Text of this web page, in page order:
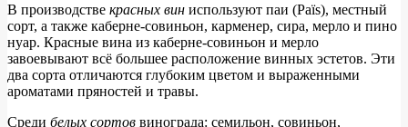
В производстве красных вин используют паи (Païs), местный
сорт, а также каберне-совиньон, карменер, сира, мерло и пино
нуар. Красные вина из каберне-совиньон и мерло
завоевывают всё большее расположение винных эстетов. Эти
два сорта отличаются глубоким цветом и выраженными
ароматами пряностей и травы.
Среди белых сортов винограда: семильон, совиньон,